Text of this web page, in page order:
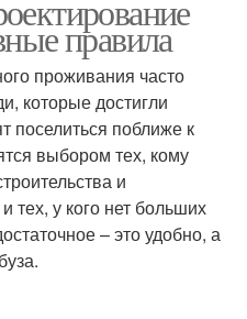
правила
проживания часто
которые достигли
поселиться поближе к
выбором тех, кому
и
тех, у кого нет больших
– это удобно, а